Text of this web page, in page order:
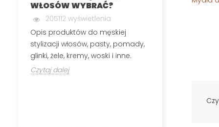
WŁOSÓW WYBRAĆ?
205112 wyświetlenia
Opis produktów do męskiej
stylizacji włosów, pasty, pomady,
glinki, żele, kremy, woski i inne.
Czytaj dalej